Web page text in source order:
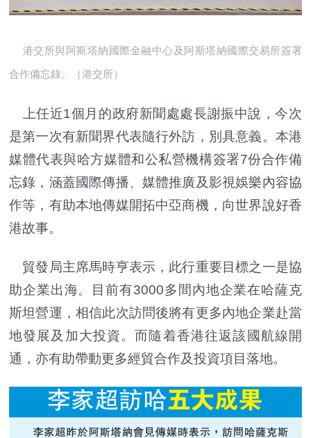
港交所與阿斯塔納國際金融中心及阿斯塔納國際交易所簽署
合作備忘錄。（港交所）
上任近1個月的政府新聞處處長謝振中說，今次
是第一次有新聞界代表隨行外訪，別具意義。本港
媒體代表與哈方媒體和公私營機構簽署7份合作備
忘錄，涵蓋國際傳播、媒體推廣及影視娛樂內容協
作等，有助本地傳媒開拓中亞商機，向世界說好香
港故事。
貿發局主席馬時亨表示，此行重要目標之一是協
助企業出海。目前有3000多間內地企業在哈薩克
斯坦營運，相信此次訪問後將有更多內地企業赴當
地發展及加大投資。而隨着香港往返該國航線開
通，亦有助帶動更多經貿合作及投資項目落地。